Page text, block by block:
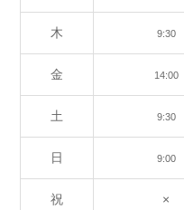
木
金
土
日
祝
9:30
14:00
9:30
9:00
×